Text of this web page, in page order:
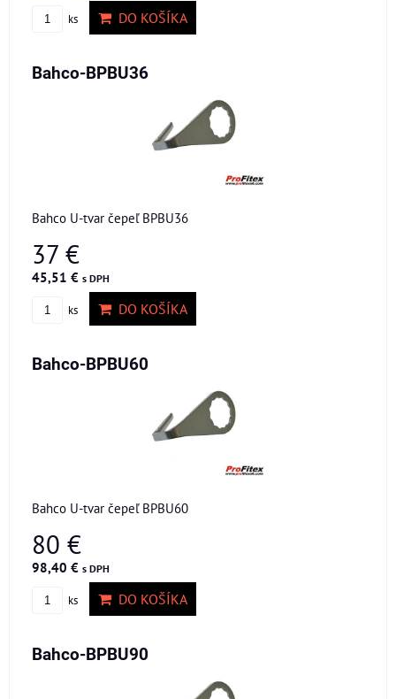
ks DO KOŠÍKA
Bahco-BPBU36
Bahco U-tvar čepeľ BPBU36
37 €
45,51 € s DPH
ks DO KOŠÍKA
Bahco-BPBU60
Bahco U-tvar čepeľ BPBU60
80 €
98,40 € s DPH
ks DO KOŠÍKA
Bahco-BPBU90